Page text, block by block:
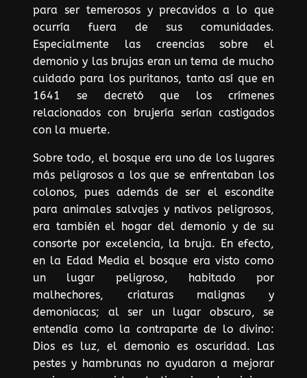
para ser temerosos y precavidos a lo que
ocurría fuera de sus comunidades.
Especialmente las creencias sobre el
demonio y las brujas eran un tema de mucho
cuidado para los puritanos, tanto así que en
1641 se decretó que los crímenes
relacionados con brujería serían castigados
con la muerte.
Sobre todo, el bosque era uno de los lugares
más peligrosos a los que se enfrentaban los
colonos, pues además de ser el escondite
para animales salvajes y nativos peligrosos,
era también el hogar del demonio y de su
consorte por excelencia, la bruja. En efecto,
en la Edad Media el bosque era visto como
un lugar peligroso, habitado por
malhechores, criaturas malignas y
demoniacas; al ser un lugar obscuro, se
entendía como la contraparte de lo divino:
Dios es luz, el demonio es oscuridad. Las
pestes y hambrunas no ayudaron a mejorar